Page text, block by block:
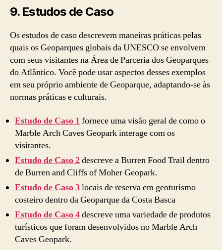
9. Estudos de Caso
Os estudos de caso descrevem maneiras práticas pelas
quais os Geoparques globais da UNESCO se envolvem
com seus visitantes na Área de Parceria dos Geoparques
do Atlântico. Você pode usar aspectos desses exemplos
em seu próprio ambiente de Geoparque, adaptando-se às
normas práticas e culturais.
Estudo de Caso 1 fornece uma visão geral de como o
Marble Arch Caves Geopark interage com os
visitantes.
Estudo de Caso 2descreve a Burren Food Trail dentro
de Burren and Cliffs of Moher Geopark.
Estudo de Caso 3locais de reserva em geoturismo
costeiro dentro da Geoparque da Costa Basca
Estudo de Caso 4descreve uma variedade de produtos
turísticos que foram desenvolvidos no Marble Arch
Caves Geopark.